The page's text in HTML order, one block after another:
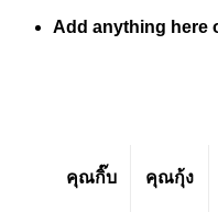
Skip
Add anything here
คุณกิ๊บ คุณกุ้ง